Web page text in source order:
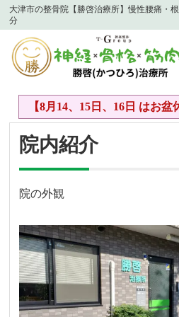
大津市の整骨院【勝啓治療所】慢性腰痛・
分
【8月14、15日、16日 はお盆
院内紹介
院の外観